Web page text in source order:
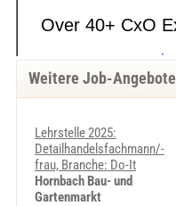
Weitere Job-Angebote
Lehrstelle 2025:
Detailhandelsfachmann/-
frau, Branche: Do-It
Hornbach Bau- und
Gartenmarkt